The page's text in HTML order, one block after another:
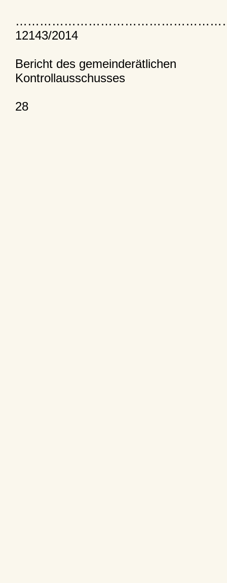
12143/2014
Bericht des gemeinderätlichen
Kontrollausschusses
28